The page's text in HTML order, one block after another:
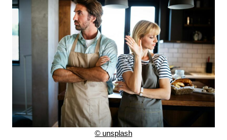
© unsplash